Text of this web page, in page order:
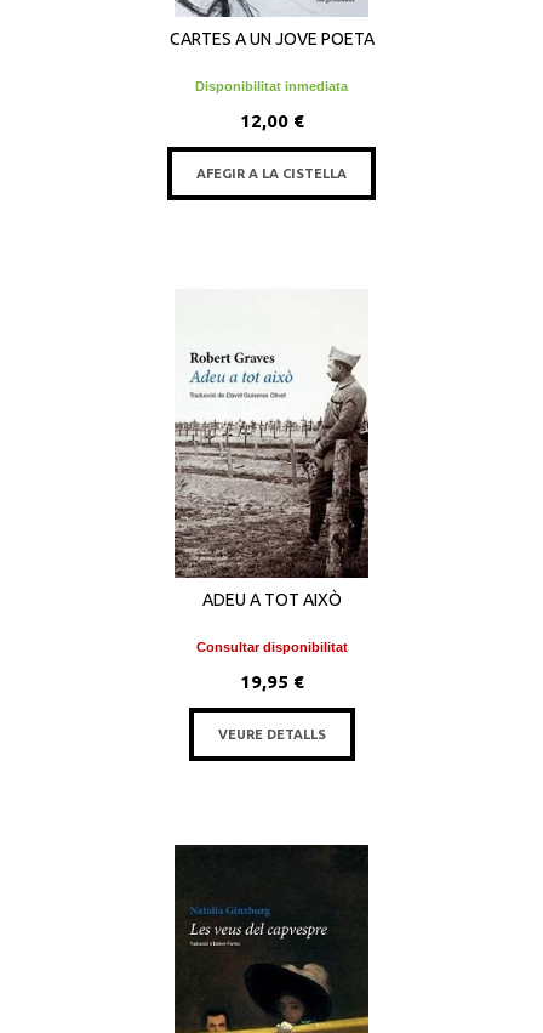
CARTES A UN JOVE POETA
Disponibilitat inmediata
12,00 €
AFEGIR A LA CISTELLA
ADEU A TOT AIXÒ
Consultar disponibilitat
19,95 €
VEURE DETALLS